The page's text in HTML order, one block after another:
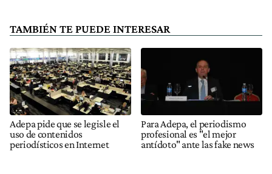
TAMBIÉN TE PUEDE INTERESAR
Adepa pide que se legisle el
uso de contenidos
periodísticos en Internet
Para Adepa, el periodismo
profesional es "el mejor
antídoto" ante las fake news